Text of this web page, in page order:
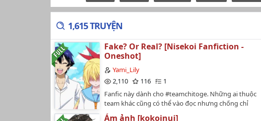
1,615 TRUYỆN
Fake? Or Real? [Nisekoi Fanfiction -
Oneshot]
Yami_Lily
2,110
116
1
Fanfic này dành cho #teamchitoge. Những ai thuộc
team khác cũng có thể vào đọc nhưng chống chỉ
định vào đọc rồi lại quay sang ném đá chê cặp này
Ám ảnh [kokoinui]